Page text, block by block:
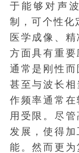
于能够对声
制，可个性化
医学成像、
方面具有重
通常是刚性而
甚至与波长
作频率通常
用受限。尽
发展，使得
能。然而更